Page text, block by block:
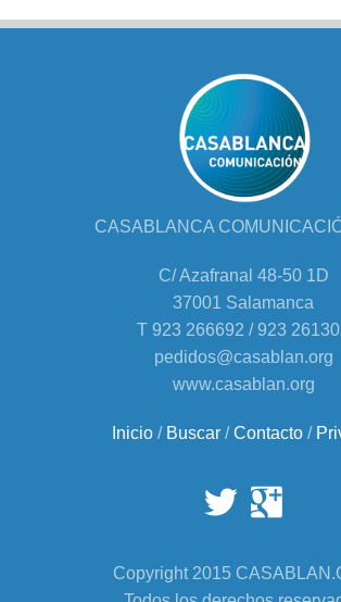
CASABLANCA
C/ Azafranal 48-50 1D
37001 Salamanca
T 923 266692 / 923
pedidos@casablan.org
www.casablan.org
Inicio/ Buscar/Contacto/
Copyright 2015